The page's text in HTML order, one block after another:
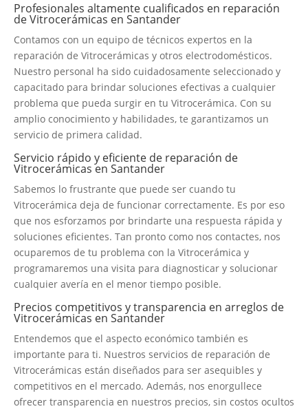
Profesionales altamente cualificados en reparación
de Vitrocerámicas en Santander
Contamos con un equipo de técnicos expertos en la
reparación de Vitrocerámicas y otros electrodomésticos.
Nuestro personal ha sido cuidadosamente seleccionado y
capacitado para brindar soluciones efectivas a cualquier
problema que pueda surgir en tu Vitrocerámica. Con su
amplio conocimiento y habilidades, te garantizamos un
servicio de primera calidad.
Servicio rápido y eficiente de reparación de
Vitrocerámicas en Santander
Sabemos lo frustrante que puede ser cuando tu
Vitrocerámica deja de funcionar correctamente. Es por eso
que nos esforzamos por brindarte una respuesta rápida y
soluciones eficientes. Tan pronto como nos contactes, nos
ocuparemos de tu problema con la Vitrocerámica y
programaremos una visita para diagnosticar y solucionar
cualquier avería en el menor tiempo posible.
Precios competitivos y transparencia en arreglos de
Vitrocerámicas en Santander
Entendemos que el aspecto económico también es
importante para ti. Nuestros servicios de reparación de
Vitrocerámicas están diseñados para ser asequibles y
competitivos en el mercado. Además, nos enorgullece
ofrecer transparencia en nuestros precios, sin costos ocultos